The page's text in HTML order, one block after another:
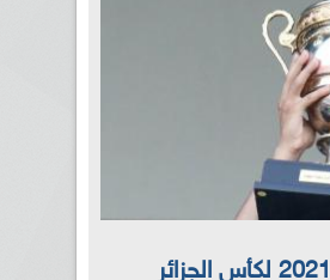
إلغاء طبعة 2021 لكأس الجزائر